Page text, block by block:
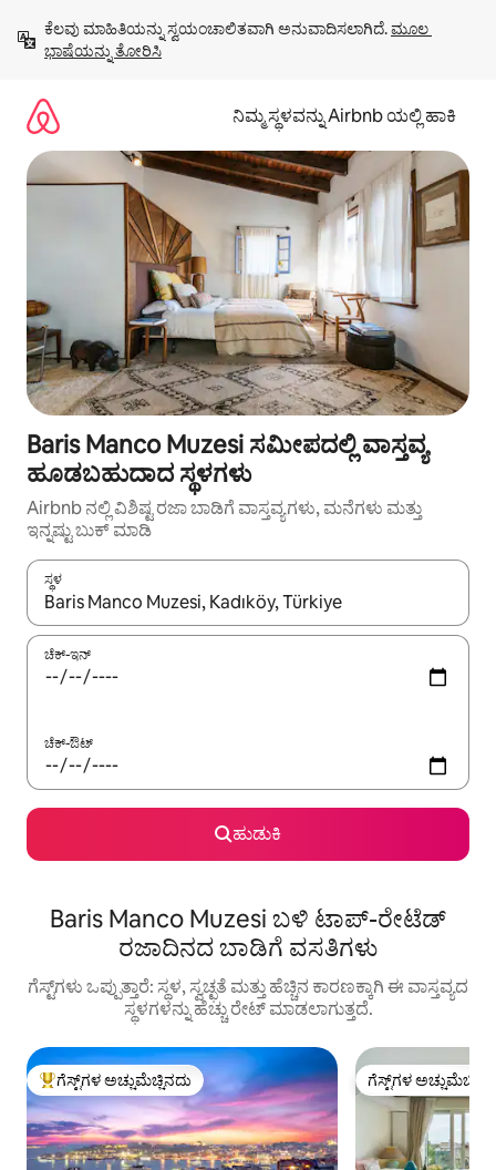
ಹೋಗಿ
ಕೆಲವು ಮಾಹಿತಿಯನ್ನು ಸ್ವಯಂಚಾಲಿತವಾಗಿ ಅನುವಾದಿಸಲಾಗಿದೆ. ಮೂಲ
ಭಾಷೆಯನ್ನು ತೋರಿಸಿ
ನಿಮ್ಮ ಸ್ಥಳವನ್ನು Airbnb ಯಲ್ಲಿ ಹಾಕಿ
Baris Manco Muzesi ಸಮೀಪದಲ್ಲಿ ವಾಸ್ತವ್ಯ
ಹೂಡಬಹುದಾದ ಸ್ಥಳಗಳು
Airbnb ನಲ್ಲಿ ವಿಶಿಷ್ಟ ರಜಾ ಬಾಡಿಗೆ ವಾಸ್ತವ್ಯಗಳು, ಮನೆಗಳು ಮತ್ತು
ಇನ್ನಷ್ಟು ಬುಕ್ ಮಾಡಿ
ಸ್ಥಳ
ಫಲಿತಾಂಶಗಳು ಲಭ್ಯವಿರುವಾಗ, ಅಪ್ ಮತ್ತು ಡೌನ್ ಬಾಣದ ಕೀಲಿಗಳೊಂದಿಗೆ
ಚೆಕ್-ಇನ್
ಚೆಕ್-ಔಟ್
ಹುಡುಕಿ
Baris Manco Muzesi ಬಳಿ ಟಾಪ್-ರೇಟೆಡ್
ರಜಾದಿನದ ಬಾಡಿಗೆ ವಸತಿಗಳು
ಗೆಸ್ಟ್‌ಗಳು ಒಪ್ಪುತ್ತಾರೆ: ಸ್ಥಳ, ಸ್ವಚ್ಛತೆ ಮತ್ತು ಹೆಚ್ಚಿನ ಕಾರಣಕ್ಕಾಗಿ ಈ ವಾಸ್ತವ್ಯದ
ಸ್ಥಳಗಳನ್ನು ಹೆಚ್ಚು ರೇಟ್ ಮಾಡಲಾಗುತ್ತದೆ.
ಗೆಸ್ಟ್‌ಗಳಿಗೆ ಅತಿ ಹೆಚ್ಚು ಅಚ್ಚುಮೆಚ್ಚಿನದು
ಗೆಸ್ಟ್‌ಗಳ ಅಚ್ಚುಮೆಚ್ಚಿನದು ಗೆಸ್ಟ್‌ಗಳ
ಗೆಸ್ಟ್‌ಗಳ